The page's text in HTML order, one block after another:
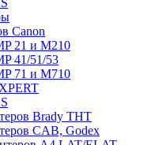
Canon
21 и M210
41/51/53
71 и M710
Brady THT
CAB, Godex